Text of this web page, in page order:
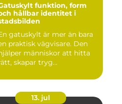
funktion, form
hållbar identitet i
gatuskylt är mer än bara
praktisk vägvisare. Den
människor att hitta
skapar tryg...
13. jul